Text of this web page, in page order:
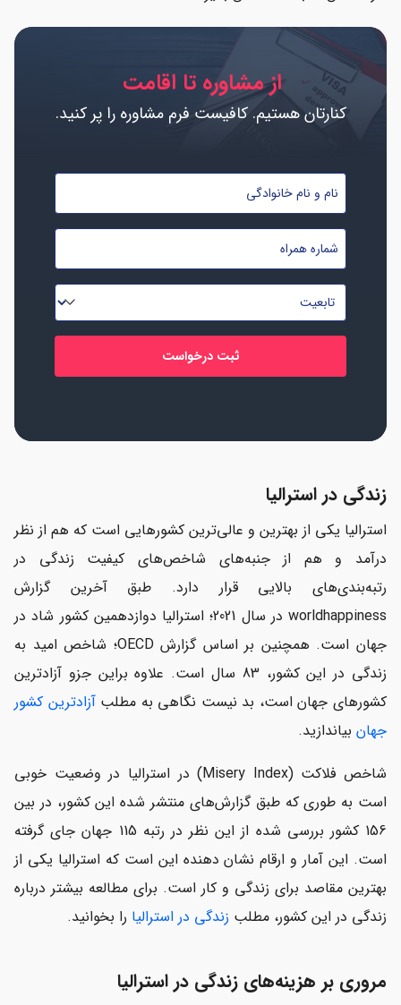
از مشاوره تا اقامت
کنارتان هستیم. کافیست فرم مشاوره را پر کنید.
نام
نام
خانوادگی
*
شماره
موبایل
*
تابعیت
*
زندگی در استرالیا
استرالیا یکی از بهترین و عالی‌ترین کشورهایی است که هم از نظر
درآمد و هم از جنبه‌های شاخص‌های کیفیت زندگی در
رتبه‌بندی‌های بالایی قرار دارد. طبق آخرین گزارش
worldhappiness در سال 2021؛ استرالیا دوازدهمین کشور شاد در
جهان است. همچنین بر اساس گزارش OECD؛ شاخص امید به
زندگی در این کشور، 83 سال است. علاوه براین جزو آزادترین
کشورهای جهان است، بد نیست نگاهی به مطلبآزادترین کشور
جهان بیاندازید.
شاخص فلاکت (Misery Index) در استرالیا در وضعیت خوبی
است به طوری که طبق گزارش‌های منتشر شده این کشور، در بین
156 کشور بررسی شده از این نظر در رتبه 115 جهان جای گرفته
است. این آمار و ارقام نشان دهنده این است که استرالیا یکی از
بهترین مقاصد برای زندگی و کار است. برای مطالعه بیشتر درباره
زندگی در این کشور، مطلب زندگی در استرالیا را بخوانید.
مروری بر هزینه‌های زندگی در استرالیا